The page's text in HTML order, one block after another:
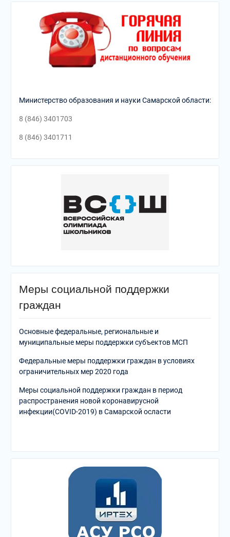
Министерство образования и науки Самарской области:
8 (846) 3401703
8 (846) 3401711
Меры социальной поддержки
граждан
Основные федеральные, региональные и
муниципальные меры поддержки субъектов МСП
Федеральные меры поддержки граждан в условиях
ограничительных мер 2020 года
Меры социальной поддержки граждан в период
распространения новой коронавирусной
инфекции(COVID-2019) в Самарской осласти